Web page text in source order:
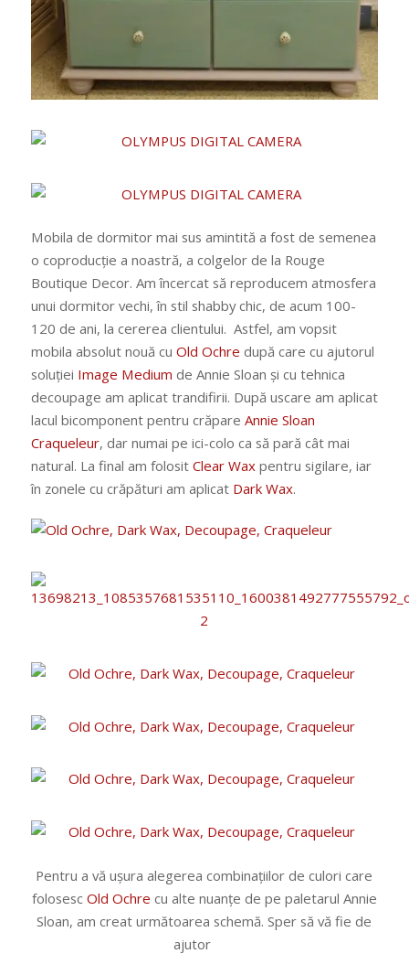
Mobila de dormitor mai sus amintită a fost de semenea
o coproducție a noastră, a colgelor de la Rouge
Boutique Decor. Am încercat să reproducem atmosfera
unui dormitor vechi, în stil shabby chic, de acum 100-
120 de ani, la cererea clientului. Astfel, am vopsit
mobila absolut nouă cu Old Ochre după care cu ajutorul
soluției Image Medium de Annie Sloan și cu tehnica
decoupage am aplicat trandifirii. După uscare am aplicat
lacul bicomponent pentru crăpare Annie Sloan
Craqueleur, dar numai pe ici-colo ca să pară cât mai
natural. La final am folosit Clear Waxpentru sigilare, iar
în zonele cu crăpături am aplicat Dark Wax.
Pentru a vă ușura alegerea combinațiilor de culori care
folosesc Old Ochre cu alte nuanțe de pe paletarul Annie
Sloan, am creat următoarea schemă. Sper să vă fie de
ajutor